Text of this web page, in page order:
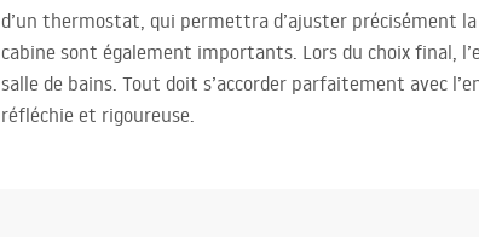
d’un thermostat, qui permettra d’ajuster précisément
cabine sont également importants. Lors du choix final,
salle de bains. Tout doit s’accorder parfaitement avec
réfléchie et rigoureuse.